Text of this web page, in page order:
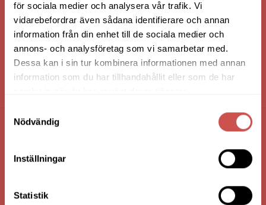
för sociala medier och analysera vår trafik. Vi
vidarebefordrar även sådana identifierare och annan
information från din enhet till de sociala medier och
annons- och analysföretag som vi samarbetar med.
Dessa kan i sin tur kombinera informationen med annan
information som du har tillhandahållit eller som de har
Nödvändig
Inställningar
Statistik
Nilssons Möbler i Lammhult
363 44 Lammhult